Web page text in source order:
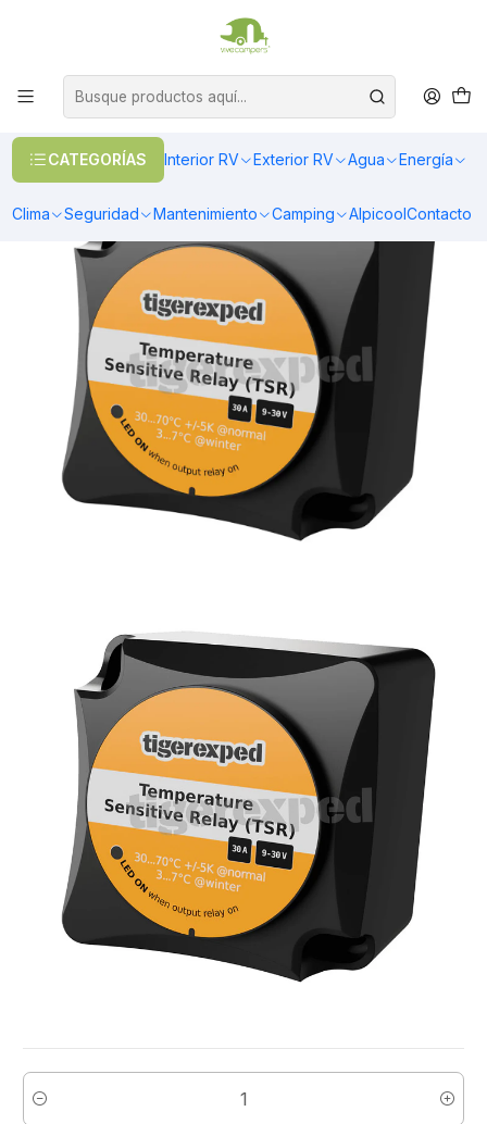
CATEGORÍAS Interior RV Exterior RV Agua Energía
Clima Seguridad Mantenimiento Camping AlpicoolContacto
OFERTAS EN CALEFACCIÓN DIESEL
Termostato de protección 30A 12/24V 600W con sistema antifrost
Cantidad